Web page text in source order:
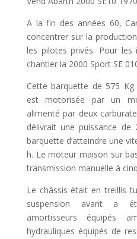
A la fin des années 60,
concentrer sur la
les pilotes privés. Pour les
chantier la 2000 Sport SE
Cette barquette de 575
est motorisée par un
alimenté par deux
délivrait une puissance
barquette d’atteindre une
h. Le moteur maison sur
transmission manuelle à
Le châssis était en treillis
suspension avant a
amortisseurs équipés
hydrauliques équipés de